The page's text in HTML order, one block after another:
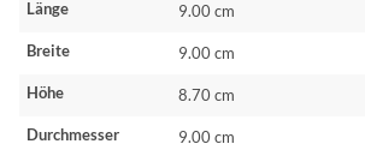
Länge
9.00 cm
Breite 9.00 cm
Höhe 8.70 cm
Durchmesser 9.00 cm